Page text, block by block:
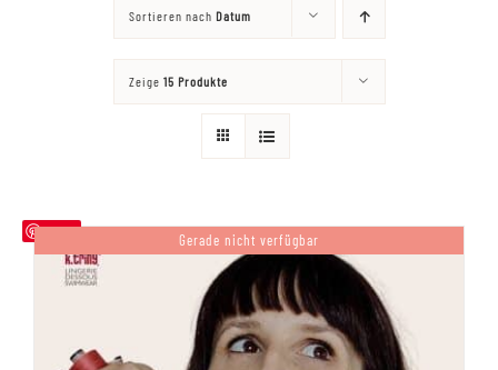
Sortieren nach Datum
Zeige 15 Produkte
Save
Gerade nicht verfügbar